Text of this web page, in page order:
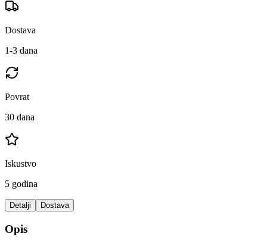
Dostava
1-3 dana
Povrat
30 dana
Iskustvo
5 godina
Detalji Dostava
Opis